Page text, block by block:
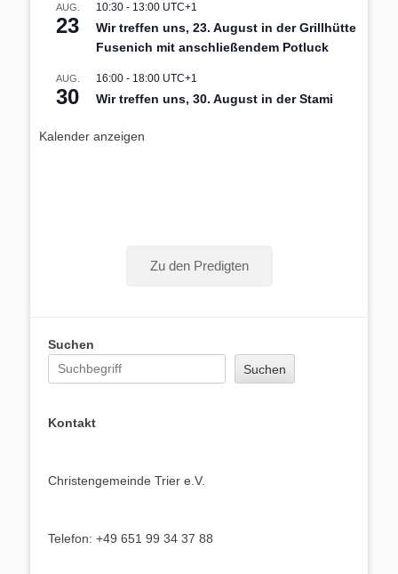
AUG.
23
10:30 - 13:00 UTC+1
Wir treffen uns, 23. August in der Grillhütte
Fusenich mit anschließendem Potluck
AUG.
30
16:00 - 18:00 UTC+1
Wir treffen uns, 30. August in der Stami
Kalender anzeigen
Zu den Predigten
Suchen
Suchen
Kontakt
Christengemeinde Trier e.V.
Telefon: +49 651 99 34 37 88